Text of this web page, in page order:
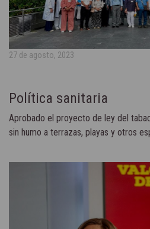
27 de agosto, 2023
Política sanitaria
Aprobado el proyecto de ley del
sin humo a terrazas, playas y otros